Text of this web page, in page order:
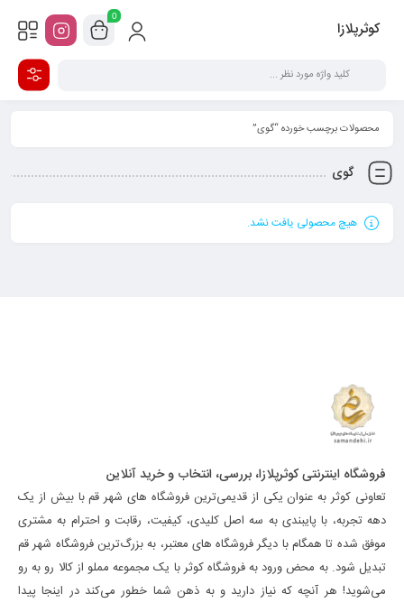
کوثرپلازا
0
محصولات برچسب خورده “گوی”
گوی
هیچ محصولی یافت نشد.
فروشگاه اینترنتی کوثرپلازا، بررسی، انتخاب و خرید آنلاین
تعاونی کوثر به عنوان یکی از قدیمی‌ترین فروشگاه های شهر قم با بیش از یک
دهه تجربه، با پایبندی به سه اصل کلیدی، کیفیت، رقابت و احترام به مشتری
موفق شده تا همگام با دیگر فروشگاه های معتبر، به بزرگ‌ترین فروشگاه شهر قم
تبدیل شود. به محض ورود به فروشگاه کوثر با یک مجموعه مملو از کالا رو به رو
می‌شوید! هر آنچه که نیاز دارید و به ذهن شما خطور می‌کند در اینجا پیدا